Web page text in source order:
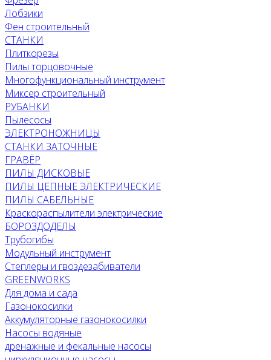
Лобзики
Фен строительный
СТАНКИ
Плиткорезы
Пилы торцовочные
Многофункциональный инструмент
Миксер строительный
РУБАНКИ
Пылесосы
ЭЛЕКТРОНОЖНИЦЫ
СТАНКИ ЗАТОЧНЫЕ
ГРАВЁР
ПИЛЫ ДИСКОВЫЕ
ПИЛЫ ЦЕПНЫЕ ЭЛЕКТРИЧЕСКИЕ
ПИЛЫ САБЕЛЬНЫЕ
Краскораспылители электрические
БОРОЗДОДЕЛЫ
Трубогибы
Модульный инструмент
Степлеры и гвоздезабиватели
GREENWORKS
Для дома и сада
Газонокосилки
Аккумуляторные газонокосилки
Насосы водяные
дренажные и фекальные насосы